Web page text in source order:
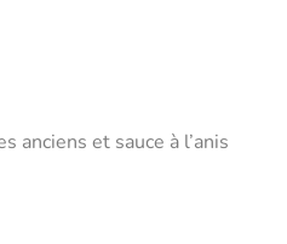
anciens et sauce à l’anis